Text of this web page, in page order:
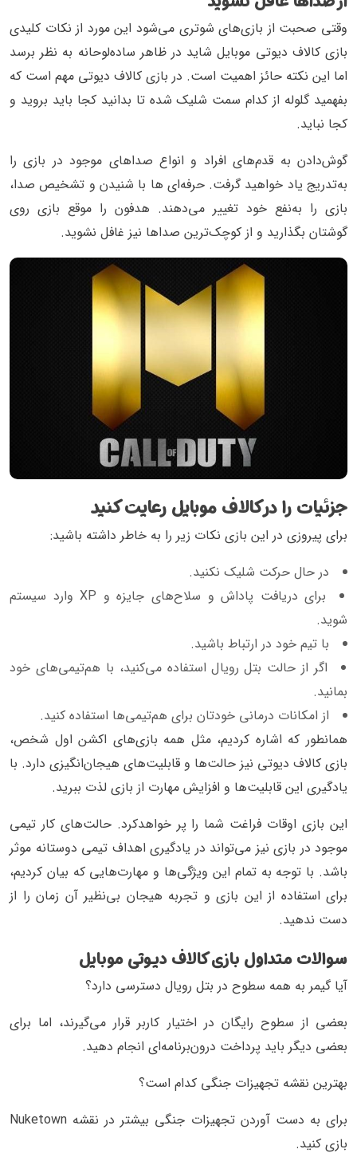
وقتی صحبت از بازی‌های شوتری می‌شود این مورد از نکات کلیدی
بازی کالاف دیوتی موبایل شاید در ظاهر ساده‌لوحانه به نظر برسد
اما این نکته حائز اهمیت است. در بازی کالاف دیوتی مهم است که
بفهمید گلوله از کدام سمت شلیک شده تا بدانید کجا باید بروید و
کجا نباید.
گوش‌دادن به قدم‌های افراد و انواع صداهای موجود در بازی را
به‌تدریج یاد خواهید گرفت. حرفه‌ای ها با شنیدن و تشخیص صدا،
بازی را به‌نفع خود تغییر می‌دهند. هدفون را موقع بازی روی
گوشتان بگذارید و از کوچک‌ترین صداها نیز غافل نشوید.
جزئیات را در کالاف موبایل رعایت کنید
برای پیروزی در این بازی نکات زیر را به خاطر داشته باشید:
در حال حرکت شلیک نکنید.
برای دریافت پاداش و سلاح‌های جایزه و XP وارد سیستم
شوید.
با تیم خود در ارتباط باشید.
اگر از حالت بتل رویال استفاده می‌کنید، با هم‌تیمی‌های خود
بمانید.
از امکانات درمانی خودتان برای هم‌تیمی‌ها استفاده کنید.
همانطور که اشاره کردیم، مثل همه بازی‌های اکشن اول‌ شخص،
بازی کالاف دیوتی نیز حالت‌ها و قابلیت‌های هیجان‌انگیزی دارد. با
یادگیری این قابلیت‌ها و افزایش مهارت از بازی لذت ببرید.
این بازی اوقات فراغت شما را پر خواهد‌کرد. حالت‌های کار تیمی
موجود در بازی نیز می‌تواند در یادگیری اهداف تیمی دوستانه موثر
باشد. با توجه به تمام این ویژگی‌ها و مهارت‌هایی که بیان کردیم،
برای استفاده از این بازی و تجربه هیجان بی‌نظیر آن زمان را از
دست ندهید.
سوالات متداول بازی کالاف دیوتی موبایل
آیا گیمر به همه سطوح در بتل رویال دسترسی دارد؟
بعضی از سطوح رایگان در اختیار کاربر قرار می‌گیرند، اما برای
بعضی دیگر باید پرداخت درون‌برنامه‌ای انجام دهید.
بهترین نقشه تجهیزات جنگی کدام است؟
برای به دست آوردن تجهیزات جنگی بیشتر در نقشه Nuketown
بازی کنید.